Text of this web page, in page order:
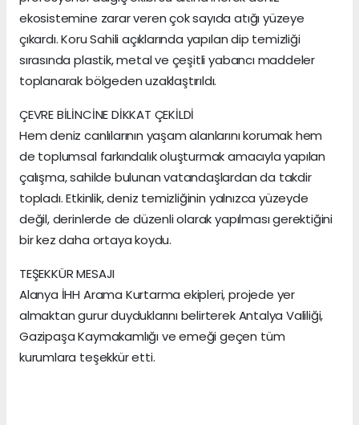
ekosistemine zarar veren çok sayıda atığı yüzeye
çıkardı. Koru Sahili açıklarında yapılan dip temizliği
sırasında plastik, metal ve çeşitli yabancı maddeler
toplanarak bölgeden uzaklaştırıldı.
ÇEVRE BİLİNCİNE DİKKAT ÇEKİLDİ
Hem deniz canlılarının yaşam alanlarını korumak hem
de toplumsal farkındalık oluşturmak amacıyla yapılan
çalışma, sahilde bulunan vatandaşlardan da takdir
topladı. Etkinlik, deniz temizliğinin yalnızca yüzeyde
değil, derinlerde de düzenli olarak yapılması gerektiğini
bir kez daha ortaya koydu.
TEŞEKKÜR MESAJI
Alanya İHH Arama Kurtarma ekipleri, projede yer
almaktan gurur duyduklarını belirterek Antalya Valiliği,
Gazipaşa Kaymakamlığı ve emeği geçen tüm
kurumlara teşekkür etti.